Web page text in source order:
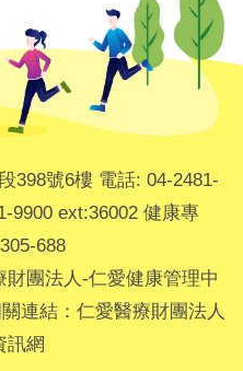
398號6樓 電話: 04-2481-
9900 ext:36002 健康專
688
團法人-仁愛健康管理中
連結： 仁愛醫療財團法人
訊網